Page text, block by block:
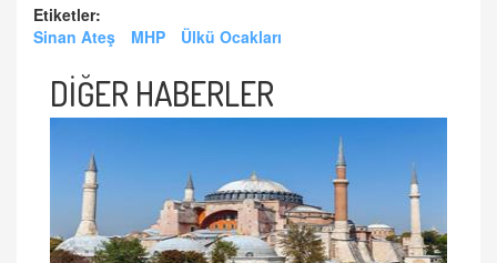
Etiketler:
Sinan Ateş
MHP Ülkü Ocakları
DİĞER HABERLER